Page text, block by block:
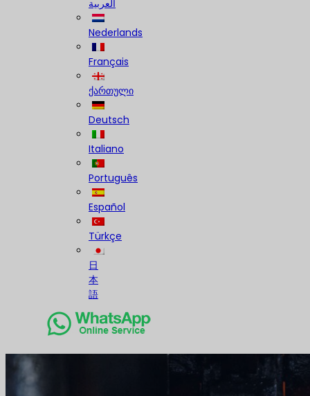
العربية
Nederlands
Français
ქართული
Deutsch
Italiano
Português
Español
Türkçe
日
本
語